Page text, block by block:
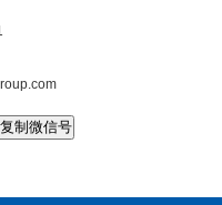
制微信号